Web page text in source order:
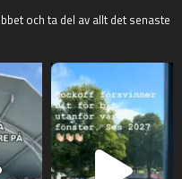
och ta del av allt det senaste